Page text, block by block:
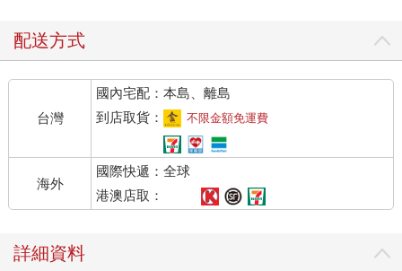
配送方式
台灣
國內宅配：本島、離島
到店取貨：
不限金額免運費
海外
國際快遞：全球
港澳店取：
詳細資料